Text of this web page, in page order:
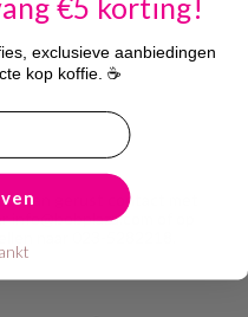
dan gerust contact met
info@bobplaza.com of op
€5 korting!
exclusieve aanbiedingen
kop koffie. ☕